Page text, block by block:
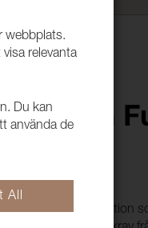
Illusion
med en kollektion
webbplats.
relevanta
Du kan
använda de
All